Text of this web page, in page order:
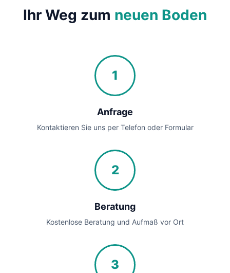
Ihr Weg zum neuen Boden
1
Anfrage
Kontaktieren Sie uns per Telefon oder Formular
2
Beratung
Kostenlose Beratung und Aufmaß vor Ort
3